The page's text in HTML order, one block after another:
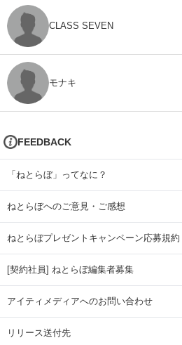
CLASS SEVEN
モナキ
FEEDBACK
「ねとらぼ」ってなに？
ねとらぼへのご意見・ご感想
ねとらぼプレゼントキャンペーン応募規約
[契約社員] ねとらぼ編集者募集
アイティメディアへのお問い合わせ
リリース送付先